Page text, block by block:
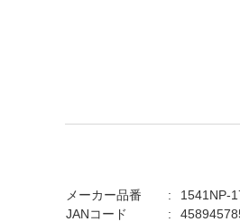
メーカー品番
1541NP-
JANコード